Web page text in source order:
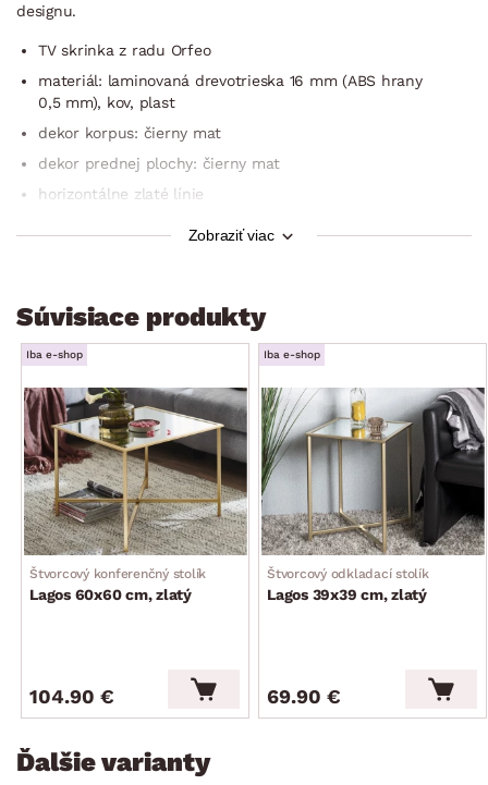
designu.
TV skrinka z radu Orfeo
materiál: laminovaná drevotrieska 16 mm (ABS hrany
0,5 mm), kov, plast
dekor korpus: čierny mat
dekor prednej plochy: čierny mat
horizontálne zlaté línie
šírka: 135 cm
1× ľavé výklopné dvere (otvorený úložný priestor)
stabilná
vyrobené v EÚ
dodávané v demonte
Zobraziť viac
Súvisiace produkty
Iba e-shop
Štvorcový konferenčný stolík
Lagos 60x60 cm, zlatý
104.90 €
Iba e-shop
Štvorcový odkladací stolík
Lagos 39x39 cm, zlatý
69.90 €
Ďalšie varianty